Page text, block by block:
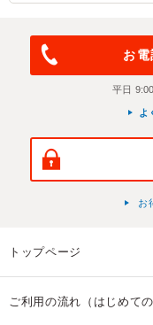
お
平日
よ
お
トップページ
ご利用の流れ（はじめての